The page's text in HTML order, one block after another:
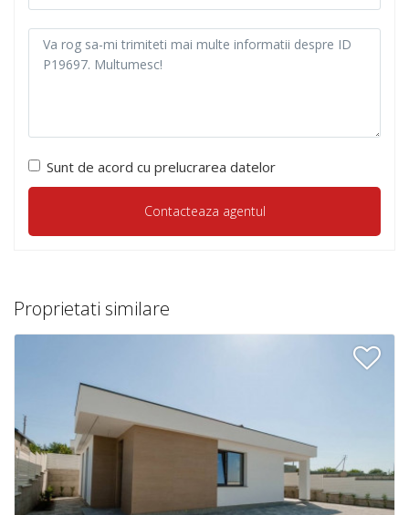
Sunt de acord cu prelucrarea datelor
Proprietati similare